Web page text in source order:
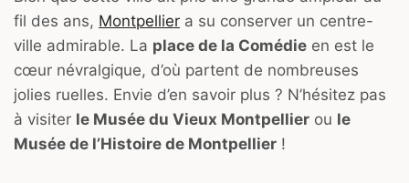
fil des ans, Montpellier a su conserver un centre-
ville admirable. La place de la Comédie en est le
cœur névralgique, d’où partent de nombreuses
jolies ruelles. Envie d’en savoir plus ? N’hésitez pas
à visiter le Musée du Vieux Montpellier ou le
Musée de l’Histoire de Montpellier !